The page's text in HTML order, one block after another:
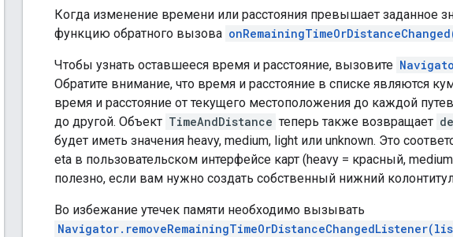
Когда изменение времени или расстояния превышает заданное
функцию обратного вызова
Чтобы узнать оставшееся время и расстояние, вызовите
Обратите внимание, что время и расстояние в списке являются
время и расстояние от текущего местоположения до каждой
до другой. Объект TimeAndDistance теперь также возвращает
будет иметь значения heavy, medium, light или unknown. Это
eta в пользовательском интерфейсе карт (heavy = красный,
полезно, если вам нужно создать собственный нижний
Во избежание утечек памяти необходимо вызывать